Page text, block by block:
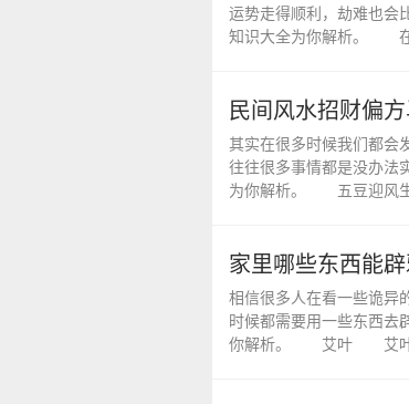
运势走得顺利，劫难也会
知识大全为你解析。 在
民间风水招财偏
其实在很多时候我们都会
往往很多事情都是没办法
为你解析。 五豆迎风生
家里哪些东西能
相信很多人在看一些诡异
时候都需要用一些东西去
你解析。 艾叶 艾叶